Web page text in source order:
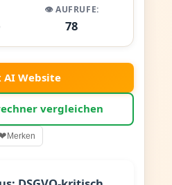
👁️ AUFRUFE:
78
AI Website
vergleichen
Merken